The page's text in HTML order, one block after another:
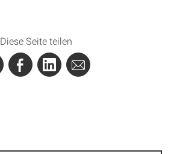
Diese Seite teilen